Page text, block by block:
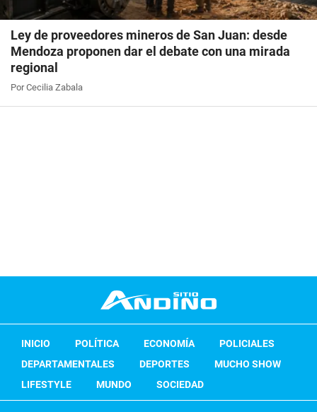
Ley de proveedores mineros de San Juan: desde
Mendoza proponen dar el debate con una mirada
regional
Por Cecilia Zabala
INICIO POLÍTICA ECONOMÍA
POLICIALES
DEPARTAMENTALES
DEPORTES
MUCHO SHOW
LIFESTYLE
MUNDO SOCIEDAD